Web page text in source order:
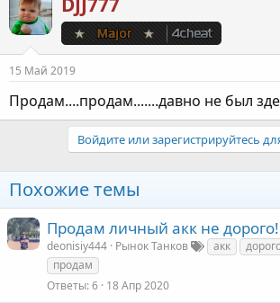
15 Май 2019
Продам....продам.......давно не был
Войдите или зарегистрируйтесь
Похожие темы
Продам личный акк не
deonisiy444 Рынок Танков акк
продам
Ответы 6 18 Апр 2020